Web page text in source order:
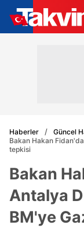
Haberler
Güncel
Bakan Hakan
tepkisi
Bakan
Antalya
BM'ye